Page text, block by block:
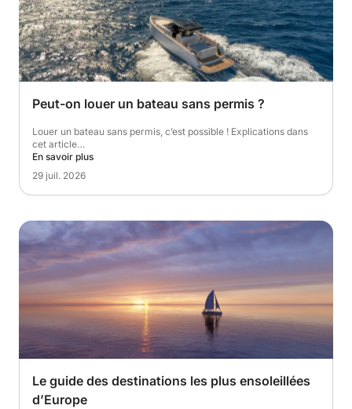
Peut-on louer un bateau sans permis ?
Louer un bateau sans permis, c’est possible ! Explications dans
cet article…
En savoir plus
29 juil. 2026
Le guide des destinations les plus ensoleillées
d’Europe